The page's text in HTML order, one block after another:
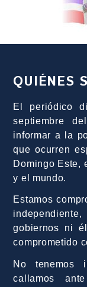
QUIÉNES
El periódico
septiembre
informar a la
que ocurren
Domingo Este,
y el mundo.
Estamos
gobiernos ni
comprometido
No tenemos
callamos